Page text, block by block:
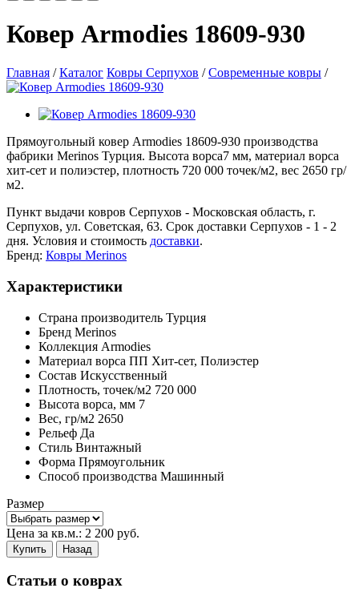
Ковер Armodies 18609-930
Главная / Каталог Ковры Серпухов / Современные ковры /
Прямоугольный ковер Armodies 18609-930 производства
фабрики Merinos Турция. Высота ворса7 мм, материал ворса
хит-сет и полиэстер, плотность 720 000 точек/м2, вес 2650 гр/
м2.
Пункт выдачи ковров Серпухов - Московская область, г.
Серпухов, ул. Советская, 63. Срок доставки Серпухов - 1 - 2
дня. Условия и стоимость доставки.
Бренд: Ковры Merinos
Характеристики
Страна производитель Турция
Бренд Merinos
Коллекция Armodies
Материал ворса ПП Хит-сет, Полиэстер
Состав Искусственный
Плотность, точек/м2 720 000
Высота ворса, мм 7
Вес, гр/м2 2650
Рельеф Да
Стиль Винтажный
Форма Прямоугольник
Способ производства Машинный
Размер
Цена за кв.м.: 2 200 руб.
Купить Назад
Статьи о коврах